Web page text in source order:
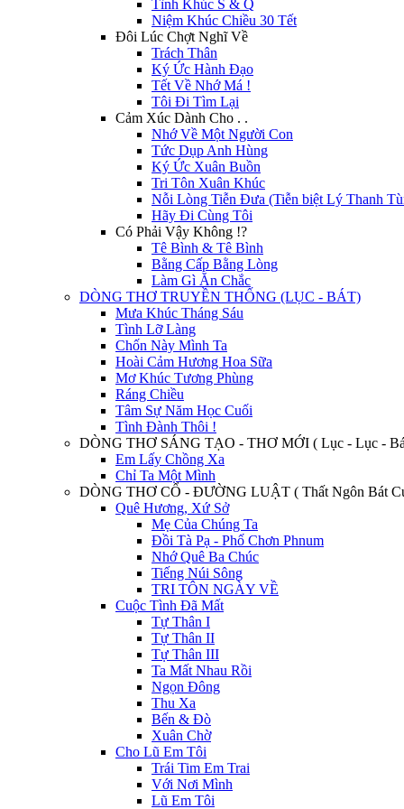
Tình Khúc S & Q
Niệm Khúc Chiều 30 Tết
Đôi Lúc Chợt Nghĩ Về
Trách Thân
Ký Ức Hành Đạo
Tết Về Nhớ Má !
Tôi Đi Tìm Lại
Cảm Xúc Dành Cho . .
Nhớ Về Một Người Con
Tức Dụp Anh Hùng
Ký Ức Xuân Buồn
Tri Tôn Xuân Khúc
Nỗi Lòng Tiễn Đưa (Tiễn biệt Lý Thanh
Hãy Đi Cùng Tôi
Có Phải Vậy Không !?
Tê Bình & Tê Bình
Bằng Cấp Bằng Lòng
Làm Gì Ăn Chắc
DÒNG THƠ TRUYỀN THỐNG (LỤC - BÁT)
Mưa Khúc Tháng Sáu
Tình Lỡ Làng
Chốn Này Mình Ta
Hoài Cảm Hương Hoa Sữa
Mơ Khúc Tương Phùng
Ráng Chiều
Tâm Sự Năm Học Cuối
Tình Đành Thôi !
DÒNG THƠ SÁNG TẠO - THƠ MỚI ( Lục - Lục -
Em Lấy Chồng Xa
Chỉ Ta Một Mình
DÒNG THƠ CỔ - ĐƯỜNG LUẬT ( Thất Ngôn Bát
Quê Hương, Xứ Sở
Mẹ Của Chúng Ta
Đồi Tà Pạ - Phố Chơn Phnum
Nhớ Quê Ba Chúc
Tiếng Núi Sông
TRI TÔN NGÀY VỀ
Cuộc Tình Đã Mất
Tự Thân I
Tự Thân II
Tự Thân III
Ta Mất Nhau Rồi
Ngọn Đông
Thu Xa
Bến & Đò
Xuân Chờ
Cho Lũ Em Tôi
Trái Tim Em Trai
Với Nơi Mình
Lũ Em Tôi